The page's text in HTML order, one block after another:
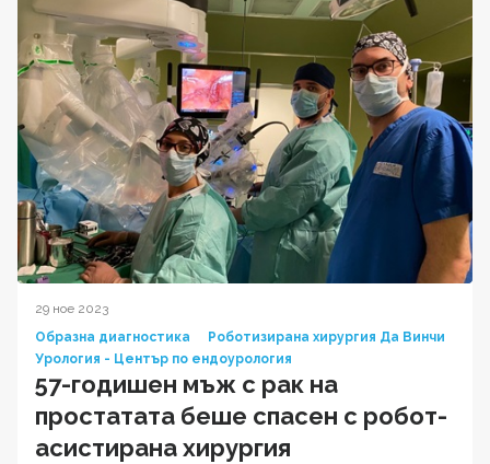
29 ное 2023
Образна диагностика
Роботизирана хирургия Да Винчи
Урология - Център по ендоурология
57-годишен мъж с рак на
простатата беше спасен с робот-
асистирана хирургия